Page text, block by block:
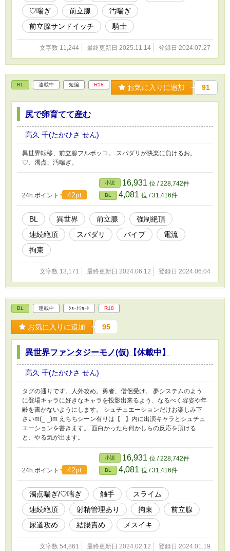
♡喘ぎ
前立腺
汚喘ぎ
前立腺サンドイッチ
騎士
文字数 11,244 最終更新日 2025.11.14 登録日 2024.07.27
BL 連載中 短編 R18 お気に入りに追加 91
尻で卵育てて産む
高久 千(たかひさ せん)
異世界転移、前立腺フルボッコ。 スパダリが快楽に負けるお。
♡、濁点、汚喘ぎ。
24h.ポイント 42pt
小説 16,931 位 / 228,742件
BL 4,081 位 / 31,416件
BL 異世界 前立腺
強制絶頂
連続絶頂
スパダリ バイブ
電流
拘束
文字数 13,171 最終更新日 2024.06.12 登録日 2024.06.04
BL 連載中 ｼｮｰﾄｼｮｰﾄ R18
お気に入りに追加 95
異世界ファンタジーモノ(仮)【休載中】
高久 千(たかひさ せん)
タグの通りです。人外攻め。勇者、僧侶受け。 夢システムのよう
に登場キャラに好きなキャラを投影出来るよう、なるべく容姿や年
齢を書かないようにします。 シュチュエーションだけお楽しみ下
さいm(_ _)m えちちシーン有りは【⠀】内に出演キャラとシュチュ
エーションを書きます。 面白かったら何かしらの反応を頂ける
と、やる気が出ます。
24h.ポイント 42pt
小説 16,931 位 / 228,742件
BL 4,081 位 / 31,416件
濁点喘ぎ/♡喘ぎ 触手
スライム
連続絶頂
射精管理あり 拘束
前立腺
尿道攻め
結腸責め メスイキ
文字数 54,861 最終更新日 2024.02.12 登録日 2024.01.19